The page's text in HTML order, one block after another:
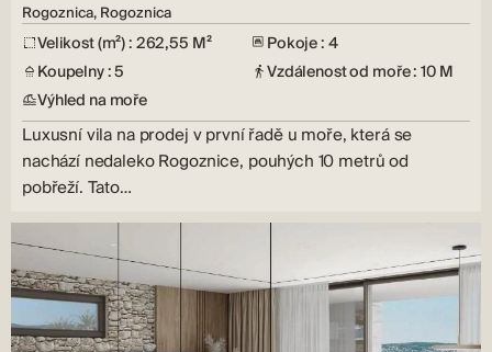
Rogoznica, Rogoznica
Velikost (m²) : 262,55 M²
Pokoje : 4
Koupelny : 5
Vzdálenost od moře : 10 M
Výhled na moře
Luxusní vila na prodej v první řadě u moře, která se
nachází nedaleko Rogoznice, pouhých 10 metrů od
pobřeží. Tato…